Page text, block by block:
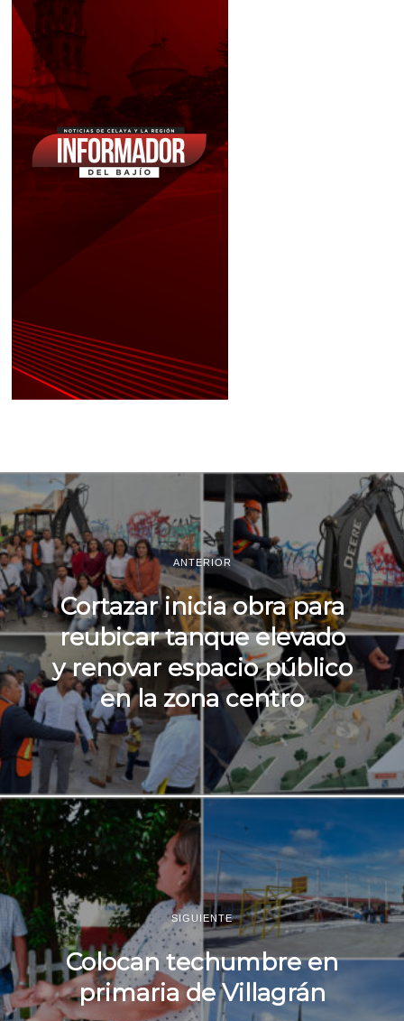
ANTERIOR
Cortazar inicia obra para
reubicar tanque elevado
y renovar espacio público
en la zona centro
SIGUIENTE
Colocan techumbre en
primaria de Villagrán